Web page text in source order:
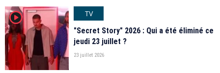
player2
TV
"Secret Story" 2026 : Qui a été éliminé ce
jeudi 23 juillet ?
23 juillet 2026